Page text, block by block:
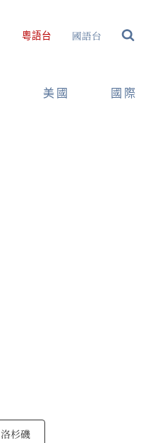
粵語台 國語台
美國 國際
洛杉磯